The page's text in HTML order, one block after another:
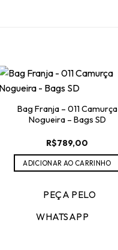
Bag Franja – 011 Camurça
Nogueira – Bags SD
R$789,00
ADICIONAR AO CARRINHO
PEÇA PELO
WHATSAPP